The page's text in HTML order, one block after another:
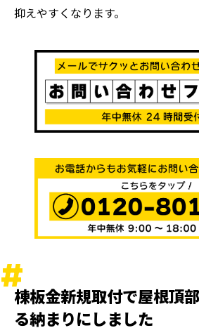
抑えやすくなります。
棟板金新規取付で屋根頂
る納まりにしました